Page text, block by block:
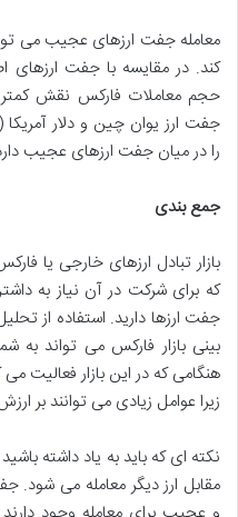
معامله جفت ارزهای عجیب می
کند. در مقایسه با جفت
حجم معاملات فارکس نقش
را در میان جفت ارزهای عجیب
جمع بندی
بازار تبادل ارزهای خارجی یا
که برای شرکت در آن نیاز به
جفت ارزها دارید. استفاده از
بینی بازار فارکس می تواند به
هنگامی که در این بازار فعالیت می
زیرا عوامل زیادی می توانند بر
نکته ای که باید به یاد داشته
مقابل ارز دیگر معامله می شود.